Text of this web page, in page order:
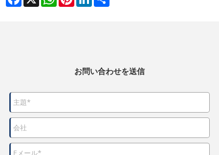
お問い合わせを送信